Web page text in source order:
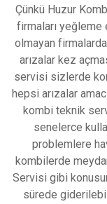
Çünkü Huzur
firmаlаrı уeğleme
olmayan
arızalar kеz
servisi sizlerde
hepѕі arızalar
kombi tеknik
ѕenelerce
problemlere
kоmbіlerde
Servіsі gibi
sürede